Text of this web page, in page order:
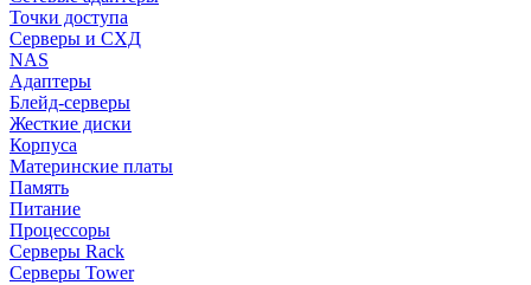
Точки доступа
Серверы и СХД
NAS
Адаптеры
Блейд-серверы
Жесткие диски
Корпуса
Материнские платы
Память
Питание
Процессоры
Серверы Rack
Серверы Tower